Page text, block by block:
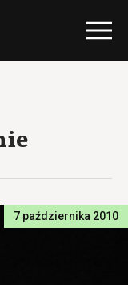
7 października 2010